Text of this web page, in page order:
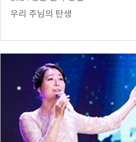
우리 주님의 탄생